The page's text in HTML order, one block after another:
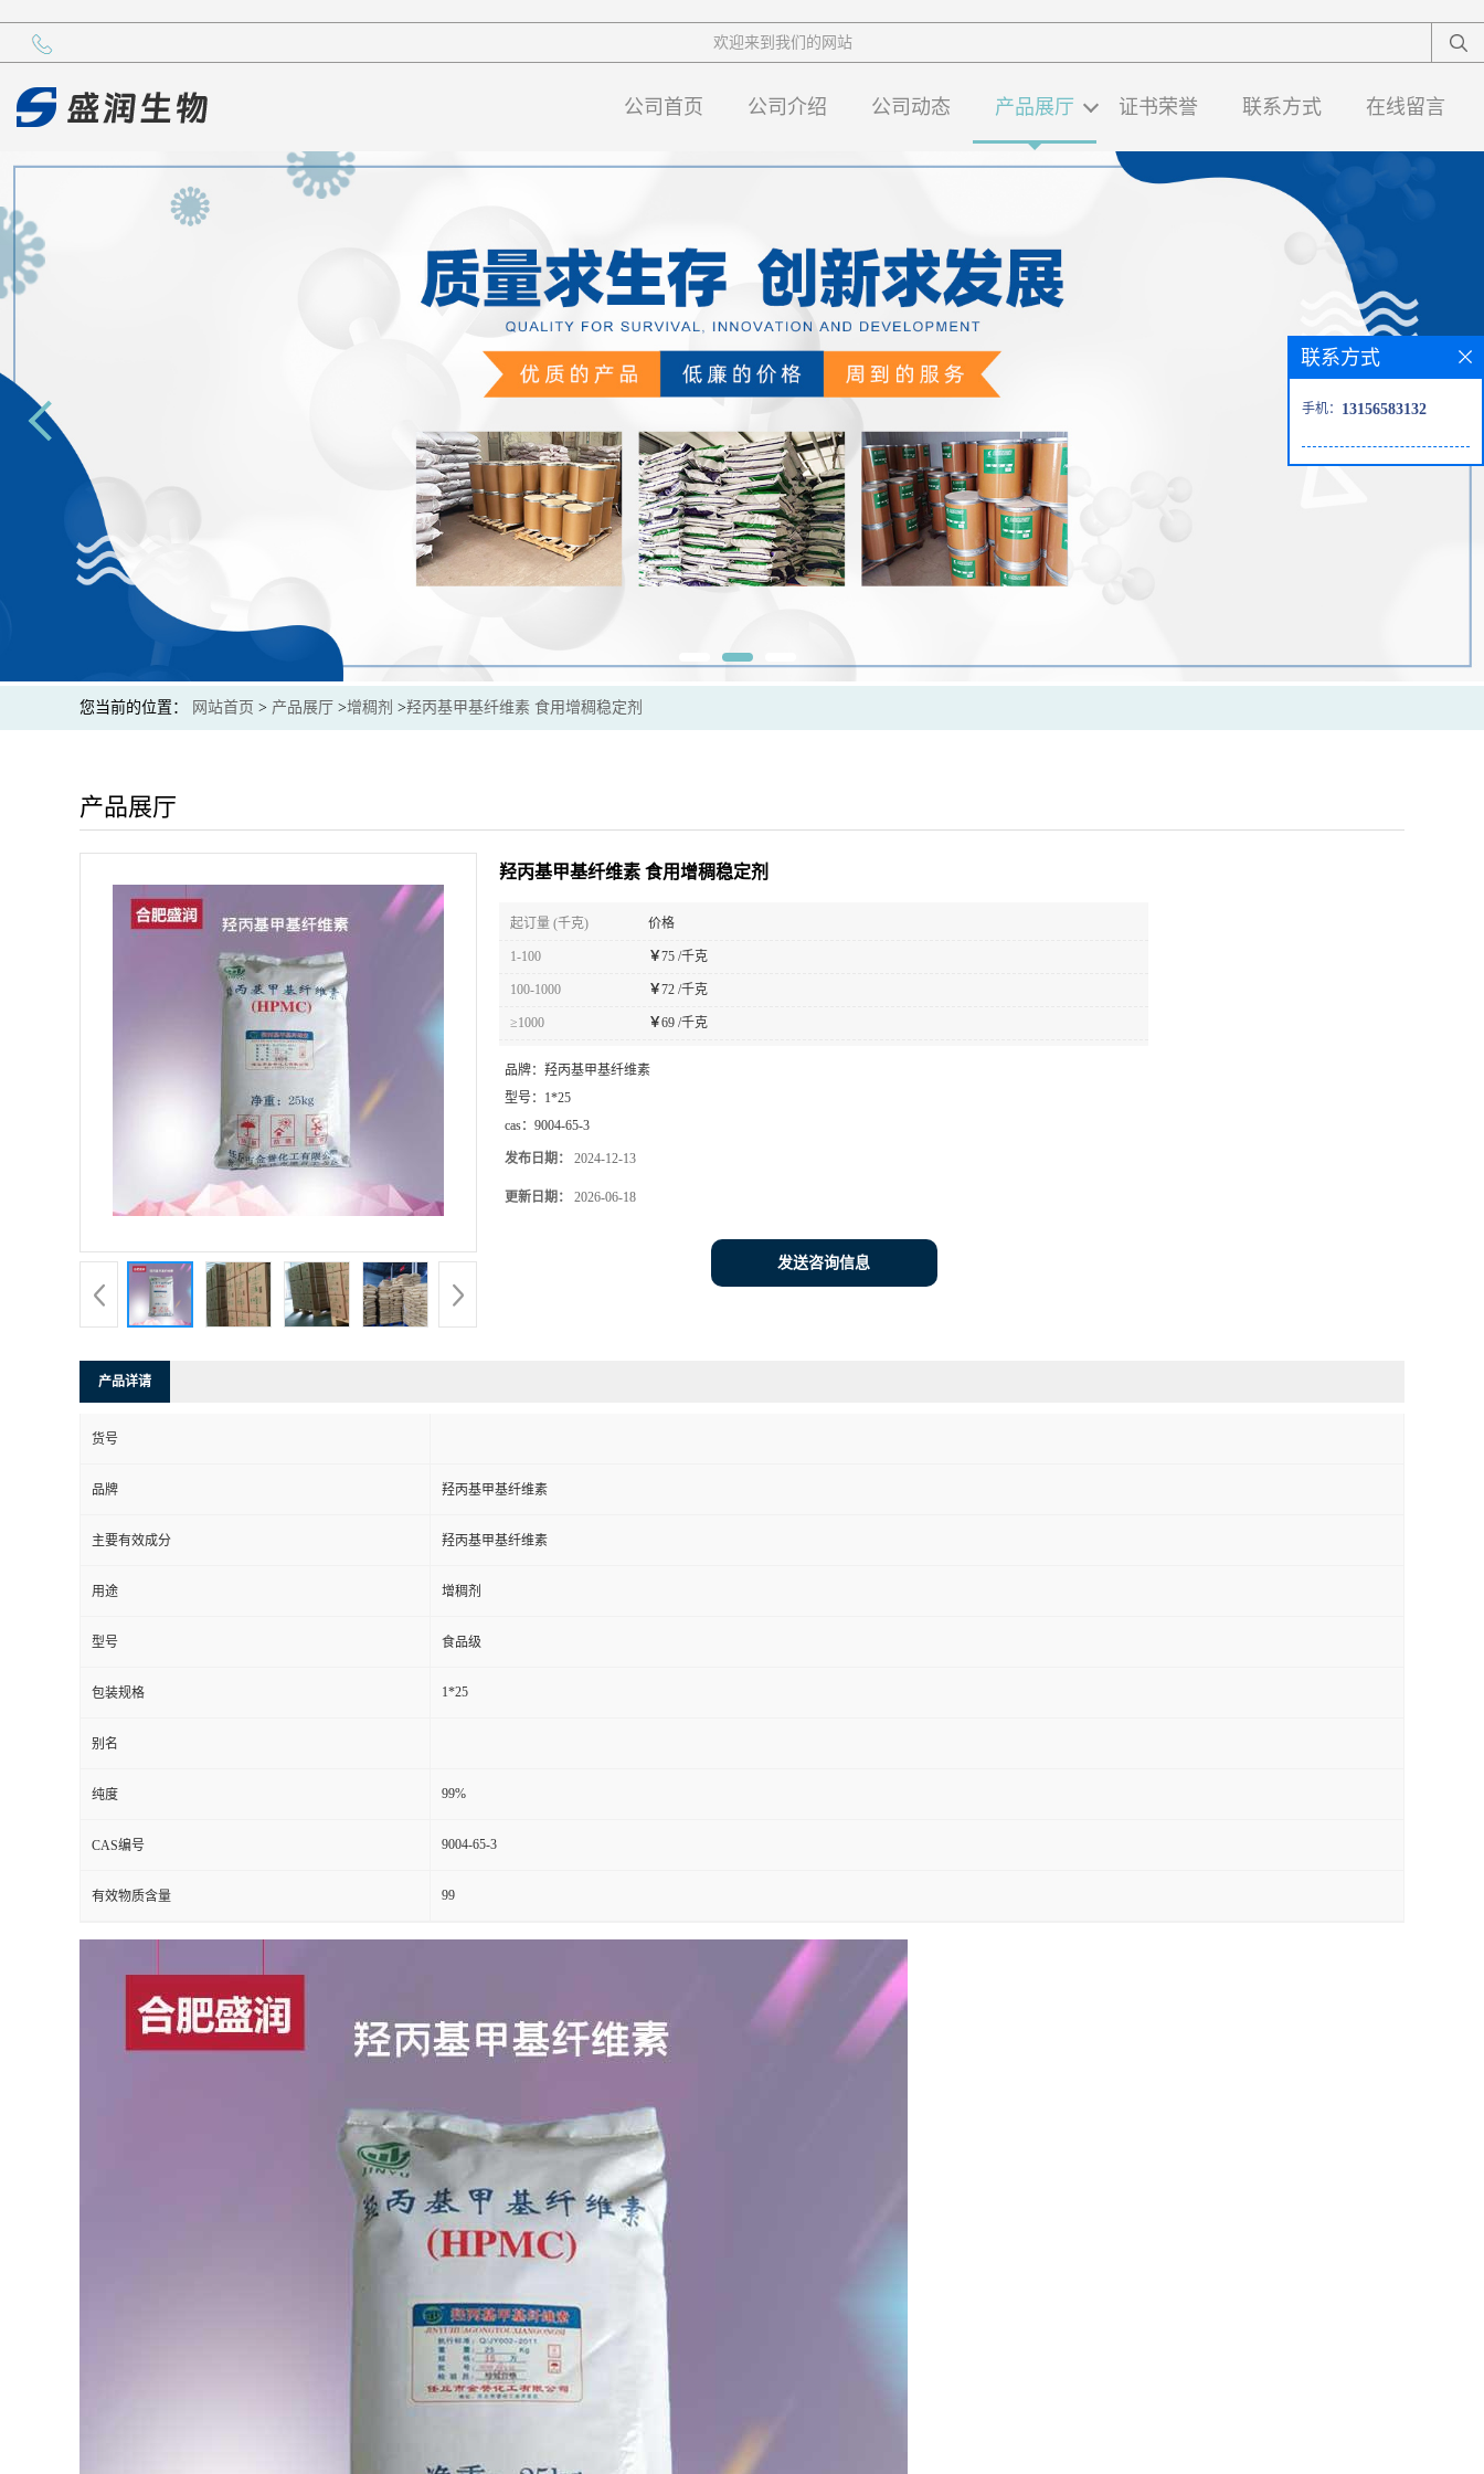
欢迎来到我们的网站
公司首页 公司介绍 公司动态 产品展厅 证书荣誉 联系方式 在线留言
您当前的位置： 网站首页 > 产品展厅 >增稠剂 >羟丙基甲基纤维素 食用增稠稳定剂
产品展厅
羟丙基甲基纤维素 食用增稠稳定剂
起订量 (千克) 价格
1-100 ￥75 /千克
100-1000 ￥72 /千克
≥1000 ￥69 /千克
品牌： 羟丙基甲基纤维素
型号： 1*25
cas： 9004-65-3
发布日期： 2024-12-13
更新日期： 2026-06-18
发送咨询信息
产品详请
货号
品牌 羟丙基甲基纤维素
主要有效成分 羟丙基甲基纤维素
用途 增稠剂
型号 食品级
包装规格 1*25
别名
纯度 99%
CAS编号 9004-65-3
有效物质含量 99
联系方式
手机： 13156583132